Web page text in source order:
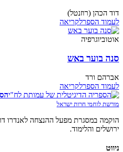
דוד הכהן (רוזנטל)
לעמוד הספרלקריאה
אוטוביוגרפיה
סנה בוער באש
אברהם ורד
לעמוד הספרלקריאה
מורשת לוחמי חרות ישראל
הוקמה במסגרת מפעל ההנצחה לאנדרו
ירושלים והלימוד.
ניווט